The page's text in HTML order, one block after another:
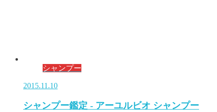
シャンプー
2015.11.10
シャンプー鑑定 - アーユルビオ シャンプー